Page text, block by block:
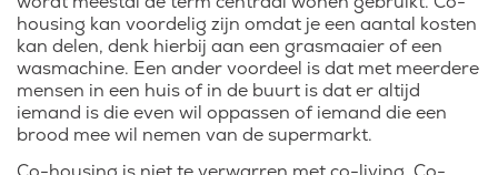
housing kan voordelig zijn omdat je een aantal kosten
kan delen, denk hierbij aan een grasmaaier of een
wasmachine. Een ander voordeel is dat met meerdere
mensen in een huis of in de buurt is dat er altijd
iemand is die even wil oppassen of iemand die een
brood mee wil nemen van de supermarkt.